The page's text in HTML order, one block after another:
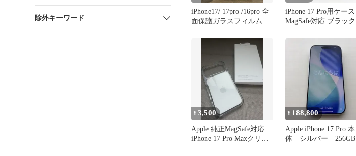
除外キーワード
iPhone17/ 17pro /16pro 全
面保護ガラスフィルム 保
iPhone 17 Pro用ケース
MagSafe対応 ブラック
¥3,500
Apple 純正MagSafe対応
iPhone 17 Pro Maxクリア
¥ 188,800
Apple iPhone 17 Pro 本
体 シルバー 256GB